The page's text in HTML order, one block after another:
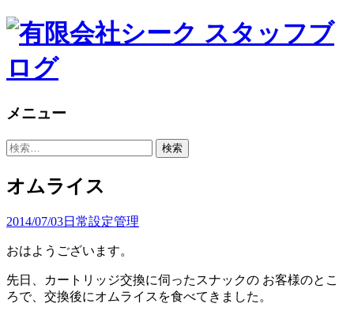
メニュー
コ
テ
ン
へ
ス
キ
ッ
プ
検
オムライス
2014/07/03日常設定管理
おはようございます。
先日、カートリッジ交換に伺ったスナックの お客様のとこ
ろで、交換後にオムライスを食べてきました。